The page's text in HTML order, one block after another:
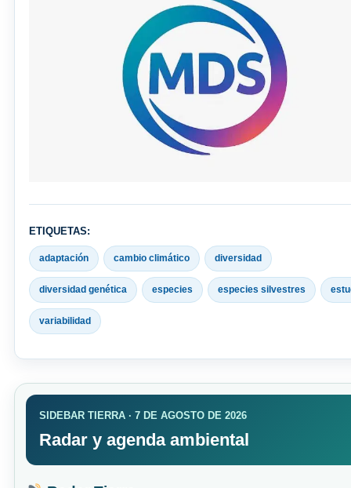
ETIQUETAS:
adaptación cambio climático diversidad
diversidad genética especies especies silvestres
variabilidad
SIDEBAR TIERRA · 7 DE AGOSTO DE 2026
Radar y agenda ambiental